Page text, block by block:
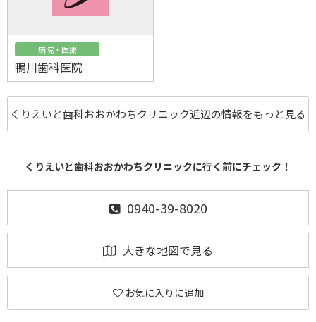
病院・医療
鴨川歯科医院
くりえいと歯科おおかわちクリニック近辺の情報をもっと見る
くりえいと歯科おおかわちクリニックに行く前にチェック！
0940-39-8020
大きな地図で見る
お気に入りに追加